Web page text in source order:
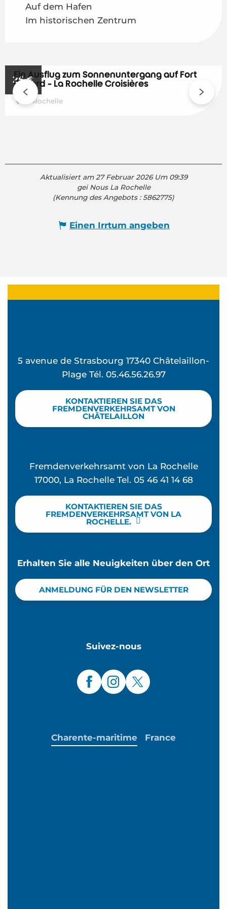
Auf dem Hafen
Im historischen Zentrum
25€
Ein Ausflug zum Sonnenuntergang auf Fort
Boyard - La Rochelle Croisières
La Rochelle
Aktualisiert am 27 Februar 2026 Um 09:39
gei Nous La Rochelle
(Kennung des Angebots :5862775)
Einen Irrtum angeben
5 avenue de Strasbourg 17340 Châtelaillon-
Plage Tél. 05.46.56.26.97
KONTAKTIEREN SIE DAS
FREMDENVERKEHRSAMT VON
CHÂTELAILLON
Fremdenverkehrsamt von La Rochelle
17000, La Rochelle Tel. 05 46 41 14 68
KONTAKTIEREN SIE DAS
FREMDENVERKEHRSAMT VON LA
ROCHELLE.
Erhalten Sie alle Neuigkeiten über den Ort
ANMELDUNG FÜR DEN NEWSLETTER
Suivez-nous
Charente-maritime France